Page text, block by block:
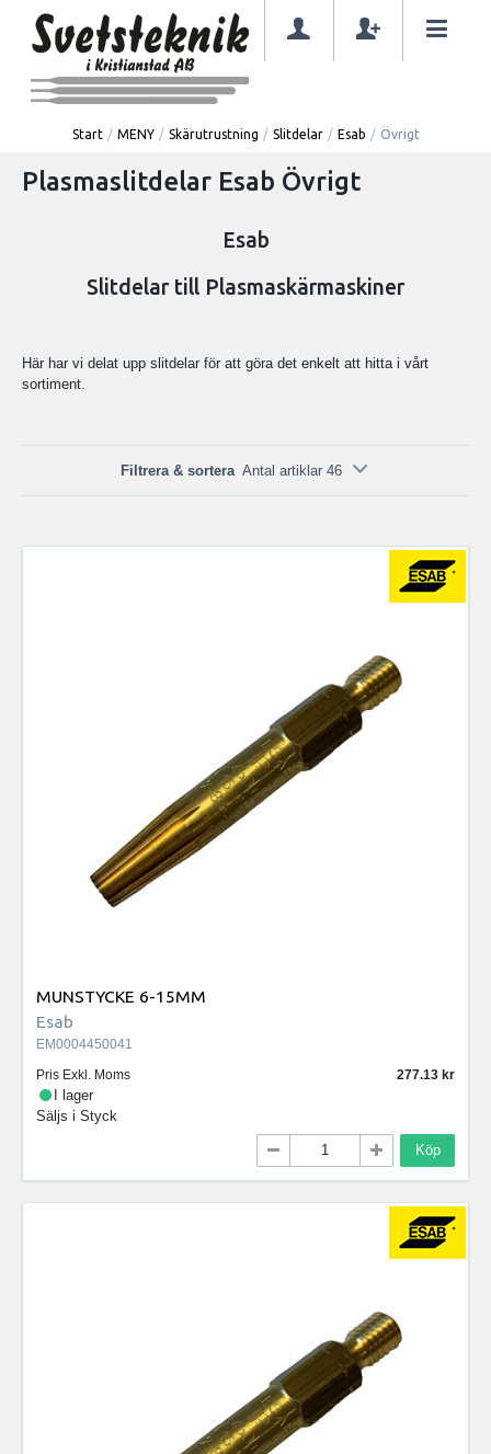
Start / MENY / Skärutrustning / Slitdelar / Esab / Övrigt
Plasmaslitdelar Esab Övrigt
Esab
Slitdelar till Plasmaskärmaskiner
Här har vi delat upp slitdelar för att göra det enkelt att hitta i vårt
sortiment.
Filtrera & sortera Antal artiklar 46
MUNSTYCKE 6-15MM
Esab
EM0004450041
Pris Exkl. Moms
277.13
I lager
Säljs i Styck
Köp